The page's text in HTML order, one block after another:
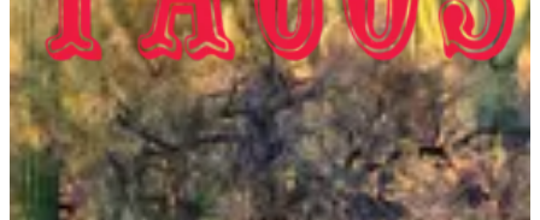
Maadi - The Field
The Field, Maadi, Sarayat Al Maadi, Cairo. Egypt
Capital Business Park
26 July Corridor